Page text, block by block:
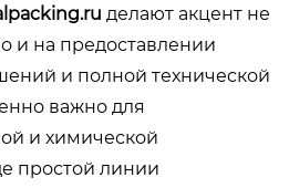
делают акцент не
и на предоставлении
и полной технической
важно для
и химической
простой линии